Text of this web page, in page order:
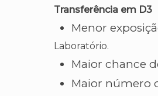
Transferência em D3
Menor
Laboratório.
Maior chance
Maior número